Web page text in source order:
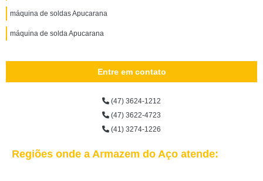
máquina de soldas Apucarana
máquina de solda Apucarana
Entre em contato
(47) 3624-1212
(47) 3622-4723
(41) 3274-1226
Regiões onde a Armazem do Aço atende: